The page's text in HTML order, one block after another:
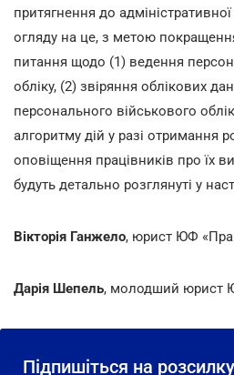
притягнення до
огляду на це, з метою
питання щодо (1) ведення
обліку, (2) звіряння облікових
персонального військового
алгоритму дій у разі отримання
оповіщення працівників про їх
будуть детально розглянуті у
Вікторія Ганжело, юрист ЮФ
Дарія Шепель, молодший юрист
Підпишіться на розсилку